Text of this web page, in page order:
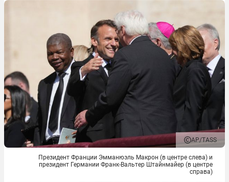
AP/TASS
Президент Франции Эмманюэль Макрон (в центре слева) и
президент Германии Франк-Вальтер Штайнмайер (в центре
справа)